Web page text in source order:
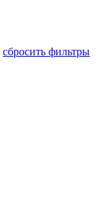
сбросить фильтры